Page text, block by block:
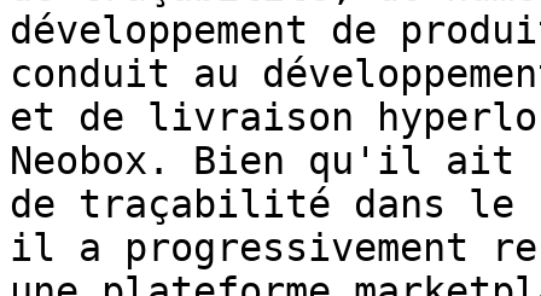
développement de
conduit au
et de livraison
Neobox. Bien qu'il ait
de traçabilité dans le
il a progressivement